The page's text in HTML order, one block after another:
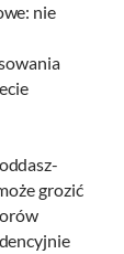
nie
grozić